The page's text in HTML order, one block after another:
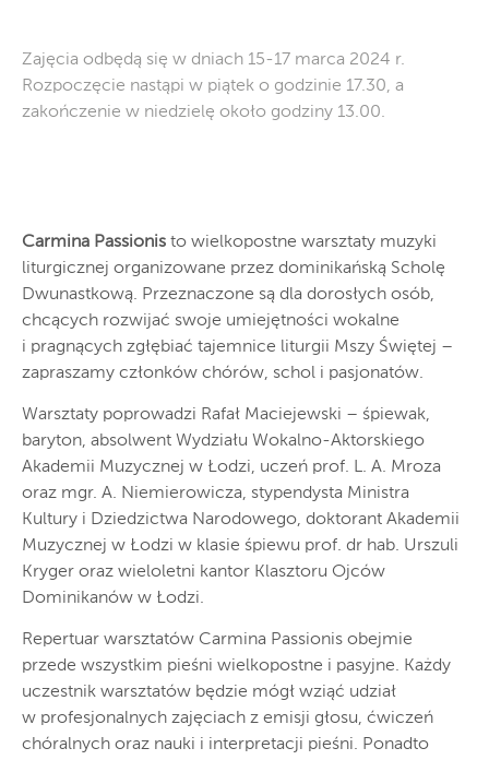
Zajęcia odbędą się w dniach 15-17 marca 2024 r.
Rozpoczęcie nastąpi w piątek o godzinie 17.30, a
zakończenie w niedzielę około godziny 13.00.
Carmina Passionis to wielkopostne warsztaty muzyki
liturgicznej organizowane przez dominikańską Scholę
Dwunastkową. Przeznaczone są dla dorosłych osób,
chcących rozwijać swoje umiejętności wokalne
i pragnących zgłębiać tajemnice liturgii Mszy Świętej –
zapraszamy członków chórów, schol i pasjonatów.
Warsztaty poprowadzi Rafał Maciejewski – śpiewak,
baryton, absolwent Wydziału Wokalno-Aktorskiego
Akademii Muzycznej w Łodzi, uczeń prof. L. A. Mroza
oraz mgr. A. Niemierowicza, stypendysta Ministra
Kultury i Dziedzictwa Narodowego, doktorant Akademii
Muzycznej w Łodzi w klasie śpiewu prof. dr hab. Urszuli
Kryger oraz wieloletni kantor Klasztoru Ojców
Dominikanów w Łodzi.
Repertuar warsztatów Carmina Passionis obejmie
przede wszystkim pieśni wielkopostne i pasyjne. Każdy
uczestnik warsztatów będzie mógł wziąć udział
w profesjonalnych zajęciach z emisji głosu, ćwiczeń
chóralnych oraz nauki i interpretacji pieśni. Ponadto